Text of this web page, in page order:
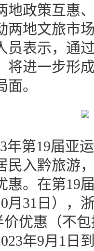
地政策互惠
两地文旅市
员表示，通
将进一步形
。
年第19届亚
民入黔旅游
惠。在第19
月31日）
优惠（不
年9月1日